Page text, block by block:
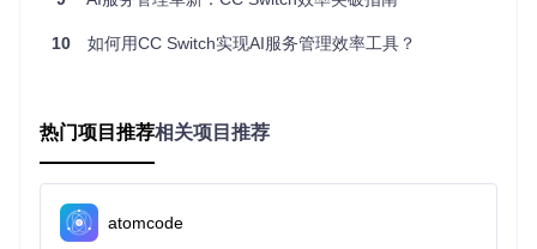
解决方案 ：
10 如何用CC Switch实现AI服务管理效率工具？
热门项目推荐相关项目推荐
atomcode